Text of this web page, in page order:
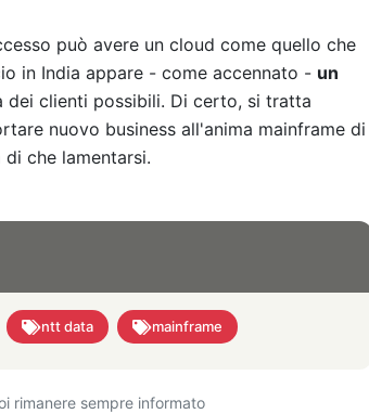
può avere un cloud come quello che
in India appare - come accennato - un
dei clienti possibili. Di certo, si tratta
nuovo business all'anima mainframe di
che lamentarsi.
ntt data mainframe
rimanere sempre informato